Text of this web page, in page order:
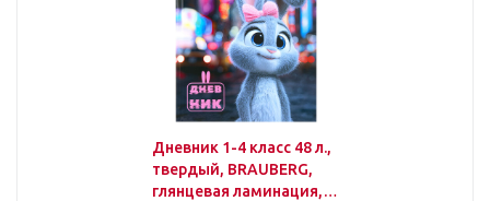
Дневник 1-4 класс 48 л.,
твердый, BRAUBERG,
глянцевая ламинация, с